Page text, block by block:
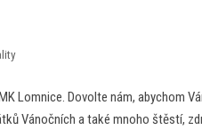
Lomnice. Dovolte nám, abychom
Vánočních a také mnoho štěstí,